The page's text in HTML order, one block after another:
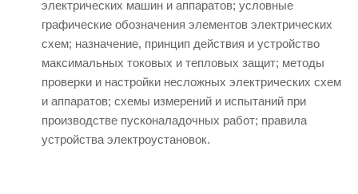
электрических машин и аппаратов; условные
графические обозначения элементов электрических
схем; назначение, принцип действия и устройство
максимальных токовых и тепловых защит; методы
проверки и настройки несложных электрических схем
и аппаратов; схемы измерений и испытаний при
производстве пусконаладочных работ; правила
устройства электроустановок.